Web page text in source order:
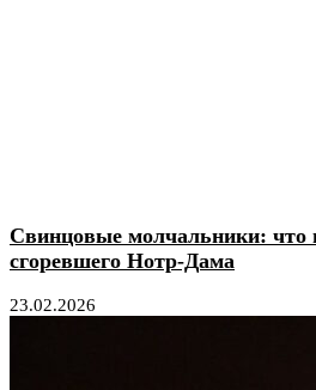
Свинцовые молчальники: что
сгоревшего Нотр-Дама
23.02.2026